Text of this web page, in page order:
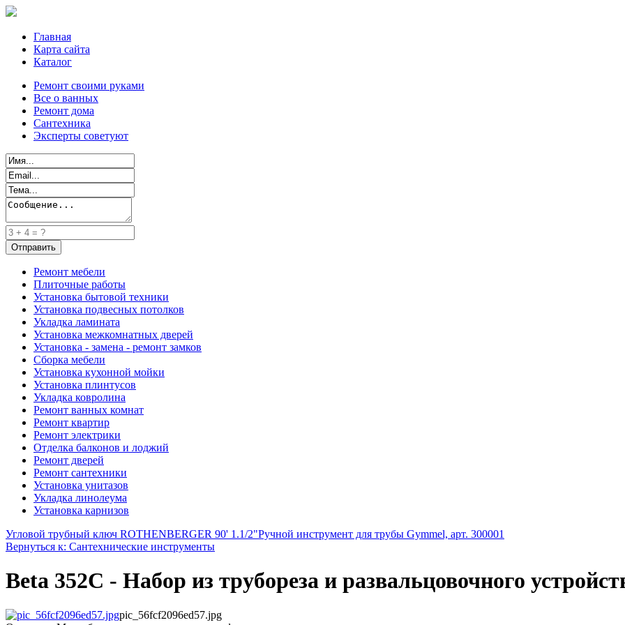
Главная
Карта сайта
Каталог
Ремонт своими руками
Все о ванных
Ремонт дома
Сантехника
Эксперты советуют
Ремонт мебели
Плиточные работы
Установка бытовой техники
Установка подвесных потолков
Укладка ламината
Установка межкомнатных дверей
Установка - замена - ремонт замков
Сборка мебели
Установка кухонной мойки
Установка плинтусов
Укладка ковролина
Ремонт ванных комнат
Ремонт квартир
Ремонт электрики
Отделка балконов и лоджий
Ремонт дверей
Ремонт сантехники
Установка унитазов
Укладка линолеума
Установка карнизов
Угловой трубный ключ ROTHENBERGER 90' 1.1/2"Ручной инструмент для трубы Gymmel, арт. 300001
Вернуться к: Сантехнические инструменты
Beta 352C - Набор из трубореза и развальцовочного
pic_56fcf2096ed57.jpg